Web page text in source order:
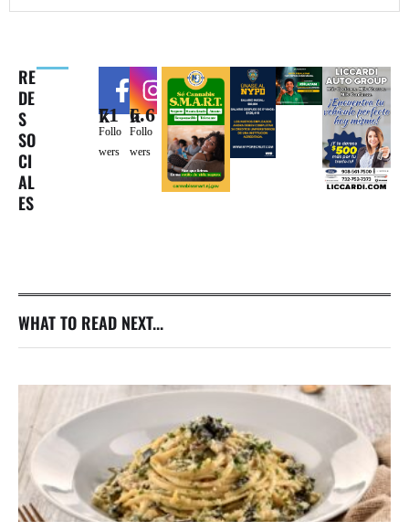
RE
DE
S
SO
CI
AL
ES
71k
Follo
wers
6.6k
Follo
wers
WHAT TO READ NEXT...